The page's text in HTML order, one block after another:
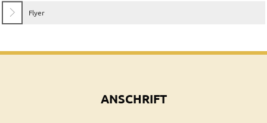
Flyer
ANSCHRIFT